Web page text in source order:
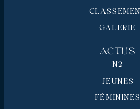
GALERIE
Actus
N2
JEUNES
FÉMININES